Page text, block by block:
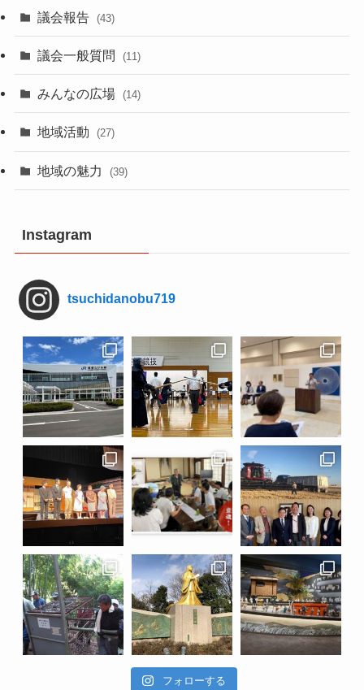
議会報告 (43)
議会一般質問 (11)
みんなの広場 (14)
地域活動 (27)
地域の魅力 (39)
Instagram
tsuchidanobu719
フォローする